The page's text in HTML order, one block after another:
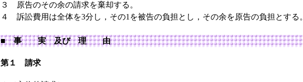
３ 原告のその余の請求を棄却する。
４ 訴訟費用は全体を3分し，その1を被告の負担とし，その余を原告の負担とする。
■ 事 実 及び 理 由
第１ 請求